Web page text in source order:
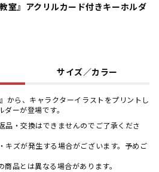
室』アクリルカード付きキーホルダ
サイズ／カラー
から、キャラクターイラストをプリントし
ーが登場です。
・交換はできませんのでご了承くださ
ズが発生する場合がございます。予めご
品とは異なる場合があります。